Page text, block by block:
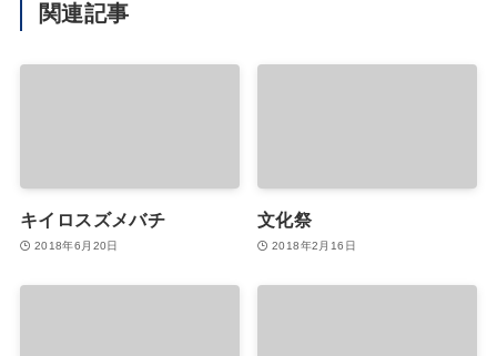
関連記事
キイロスズメバチ
2018年6月20日
文化祭
2018年2月16日